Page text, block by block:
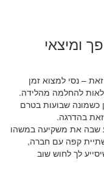
ומיצאי
– נסי למצוא זמן
להחלמה מהלידה.
כשמונה שבועות בטרם
זאת בהדרגה.
שבה את משקיעה במשהו
שתיית קפה עם חברה,
לך לחוש שוב